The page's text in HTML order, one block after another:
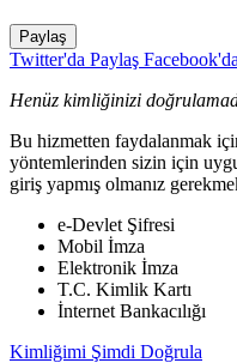
Paylaş
Twitter'da Paylaş
Henüz kimliğinizi
Bu hizmetten faydalanmak
yöntemlerinden sizin için
giriş yapmış olmanız
e-Devlet Şifresi
Mobil İmza
Elektronik İmza
T.C. Kimlik Kartı
İnternet Bankacılığı
Kimliğimi Şimdi Doğrula